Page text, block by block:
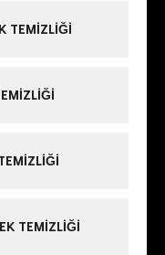
TEMIZLIĞI
TEMIZLIĞI